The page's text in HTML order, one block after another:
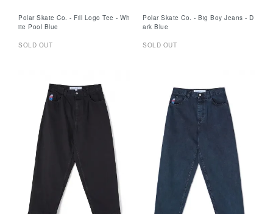
Polar Skate Co. - Fill Logo Tee - Wh
ite Pool Blue
SOLD OUT
Polar Skate Co. - Big Boy Jeans - D
ark Blue
SOLD OUT